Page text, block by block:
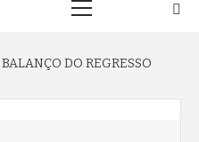
DO REGRESSO